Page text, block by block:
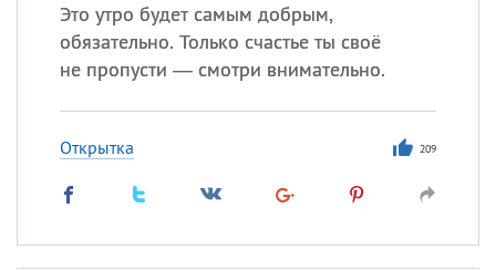
Это утро будет самым добрым,
обязательно. Только счастье ты своё
не пропусти — смотри внимательно.
Открытка 209